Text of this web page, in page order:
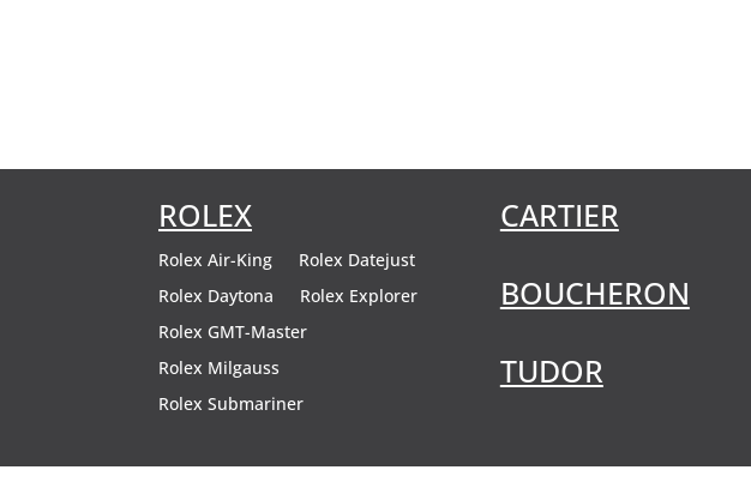
ROLEX
Rolex Air-King
Rolex Datejust
Rolex Daytona
Rolex Explorer
Rolex GMT-Master
Rolex Milgauss
Rolex Submariner
CARTIER
BOUCHERON
TUDOR